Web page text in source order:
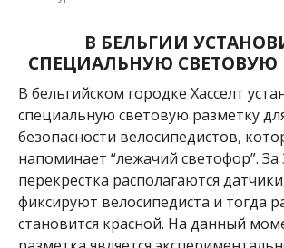
В БЕЛЬГИИ
СПЕЦИАЛЬНУЮ СВЕТОВУЮ
В бельгийском городке Хасселт
специальную световую разметку
безопасности велосипедистов,
напоминает “лежачий светофор”.
перекрестка располагаются
фиксируют велосипедиста и тогда
становится красной. На данный